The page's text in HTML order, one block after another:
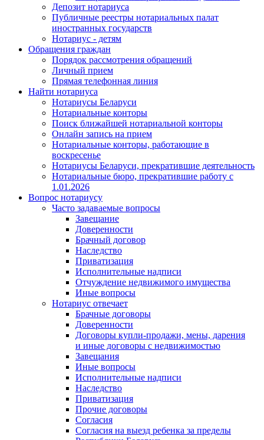
Депозит нотариуса
Публичные реестры нотариальных палат
иностранных государств
Нотариус - детям
Обращения граждан
Порядок рассмотрения обращений
Личный прием
Прямая телефонная линия
Найти нотариуса
Нотариусы Беларуси
Нотариальные конторы
Поиск ближайшей нотариальной конторы
Онлайн запись на прием
Нотариальные конторы, работающие в
воскресенье
Нотариусы Беларуси, прекратившие деятельность
Нотариальные бюро, прекратившие работу с
1.01.2026
Вопрос нотариусу
Часто задаваемые вопросы
Завещание
Доверенности
Брачный договор
Наследство
Приватизация
Исполнительные надписи
Отчуждение недвижимого имущества
Иные вопросы
Нотариус отвечает
Брачные договоры
Доверенности
Договоры купли-продажи, мены, дарения
и иные договоры с недвижимостью
Завещания
Иные вопросы
Исполнительные надписи
Наследство
Приватизация
Прочие договоры
Согласия
Согласия на выезд ребенка за пределы